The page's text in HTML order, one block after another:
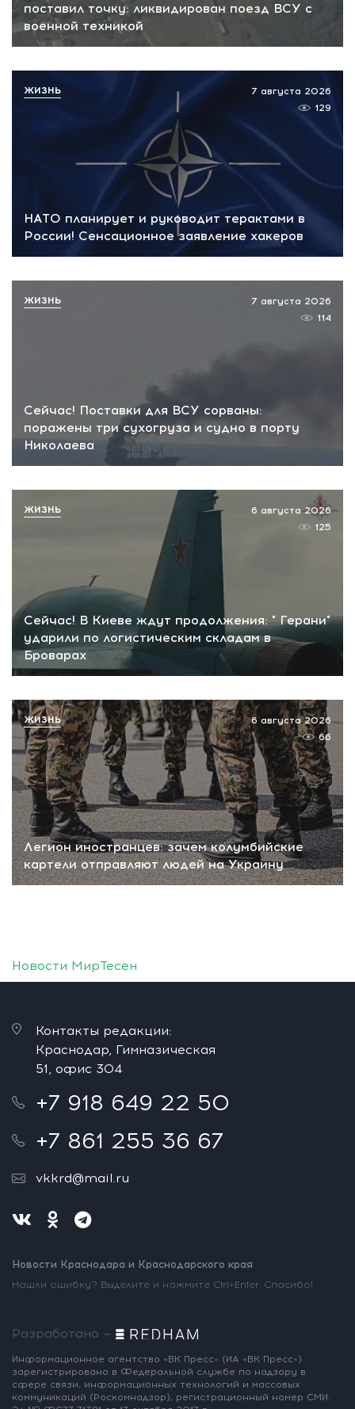
поставил точку: ликвидирован поезд ВСУ с
военной техникой
НАТО планирует и руководит терактами в
России! Сенсационное заявление хакеров
7 августа 2026
129
ЖИЗНЬ
Сейчас! Поставки для ВСУ сорваны:
поражены три сухогруза и судно в порту
Николаева
7 августа 2026
114
ЖИЗНЬ
Сейчас! В Киеве ждут продолжения: " Герани"
ударили по логистическим складам в
Броварах
6 августа 2026
125
ЖИЗНЬ
Легион иностранцев: зачем колумбийские
картели отправляют людей на Украину
6 августа 2026
66
ЖИЗНЬ
Новости МирТесен
Контакты редакции:
Краснодар, Гимназическая
51, офис 304
+7 918 649 22 50
+7 861 255 36 67
vkkrd@mail.ru
Новости Краснодара и Краснодарского края
Нашли ошибку? Выделите и нажмите Ctrl+Enter. Спасибо!
Разработано —
Информационное агентство «ВК Пресс» (ИА «ВК Пресс»)
зарегистрировано в Федеральной службе по надзору в
сфере связи, информационных технологий и массовых
коммуникаций (Роскомнадзор), регистрационный номер СМИ: